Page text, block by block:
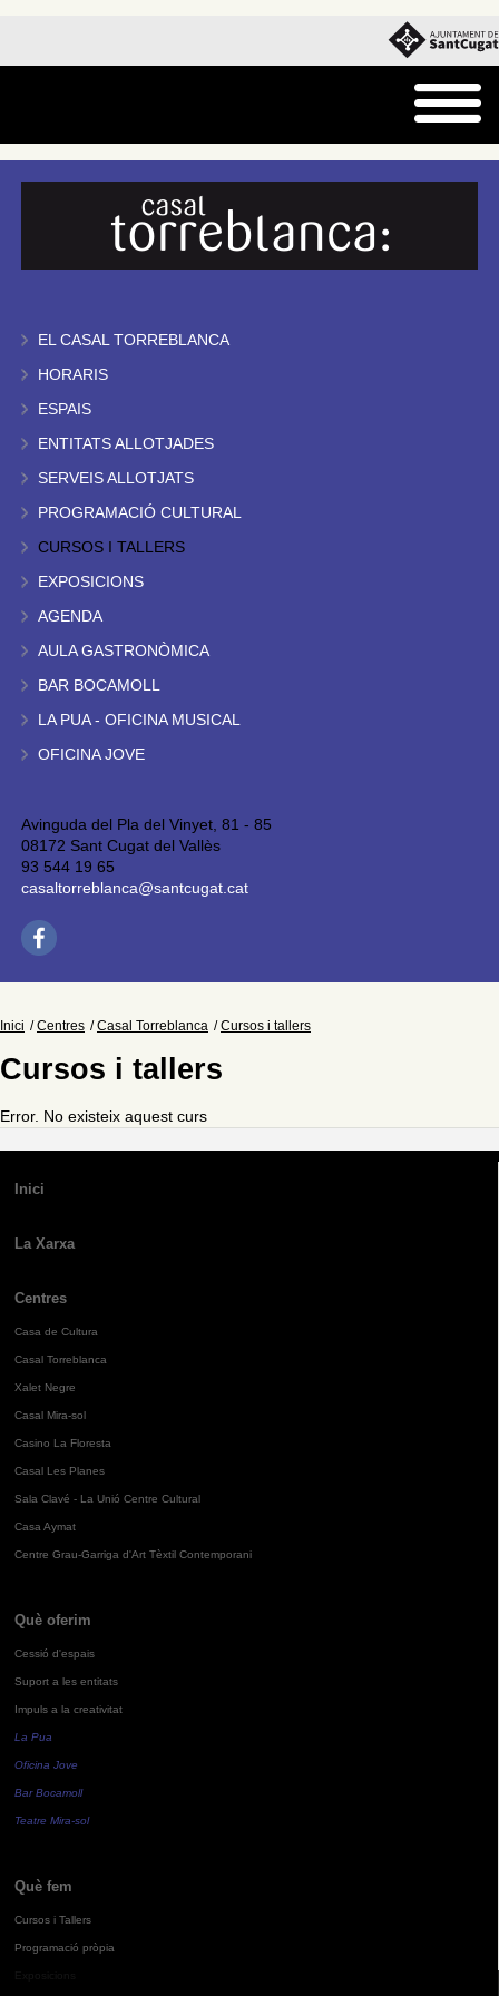
EL CASAL TORREBLANCA
HORARIS
ESPAIS
ENTITATS ALLOTJADES
SERVEIS ALLOTJATS
PROGRAMACIÓ CULTURAL
CURSOS I TALLERS
EXPOSICIONS
AGENDA
AULA GASTRONÒMICA
BAR BOCAMOLL
LA PUA - OFICINA MUSICAL
OFICINA JOVE
Avinguda del Pla del Vinyet, 81 - 85
08172 Sant Cugat del Vallès
93 544 19 65
casaltorreblanca@santcugat.cat
Inici Centres Casal Torreblanca Cursos i tallers
Cursos i tallers
Error. No existeix aquest curs
Inici
La Xarxa
Centres
Casa de Cultura
Casal Torreblanca
Xalet Negre
Casal Mira-sol
Casino La Floresta
Casal Les Planes
Sala Clavé - La Unió Centre Cultural
Casa Aymat
Centre Grau-Garriga d'Art Tèxtil Contemporani
Què oferim
Cessió d'espais
Suport a les entitats
Impuls a la creativitat
La Pua
Oficina Jove
Bar Bocamoll
Teatre Mira-sol
Què fem
Cursos i Tallers
Programació pròpia